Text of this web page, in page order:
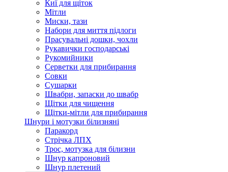
Киї для щіток
Мітли
Миски, тази
Набори для миття підлоги
Прасувальні дошки, чохли
Рукавички господарські
Рукомийники
Серветки для прибирання
Совки
Сушарки
Швабри, запаски до швабр
Щітки для чищення
Щітки-мітли для прибирання
Шнури і мотузки білизняні
Паракорд
Стрічка ЛПХ
Трос, мотузка для білизни
Шнур капроновий
Шнур плетений